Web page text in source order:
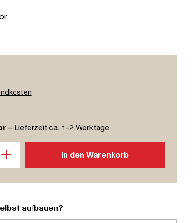
– Lieferzeit ca. 1-2 Werktage
In den Warenkorb
aufbauen?